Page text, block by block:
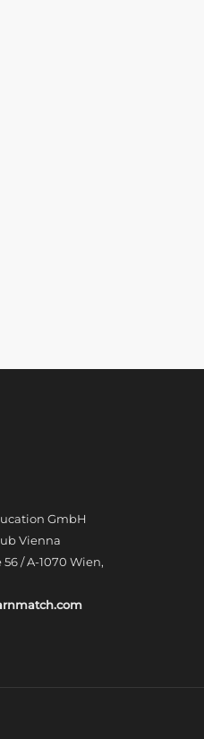
GmbH
Vienna
/ A-1070 Wien,